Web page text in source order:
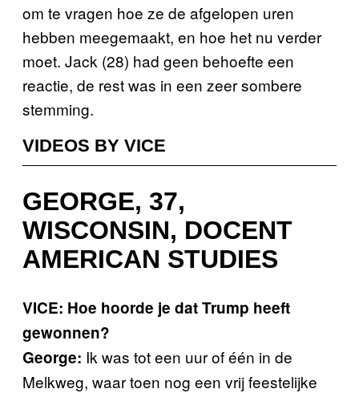
om te vragen hoe ze de afgelopen uren
hebben meegemaakt, en hoe het nu verder
moet. Jack (28) had geen behoefte een
reactie, de rest was in een zeer sombere
stemming.
VIDEOS BY VICE
GEORGE, 37,
WISCONSIN, DOCENT
AMERICAN STUDIES
VICE: Hoe hoorde je dat Trump heeft
gewonnen?
George: Ik was tot een uur of één in de
Melkweg, waar toen nog een vrij feestelijke